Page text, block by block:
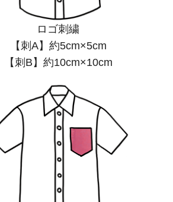
ロゴ刺繍
【刺A】約5cm×5cm
【刺B】約10cm×10cm